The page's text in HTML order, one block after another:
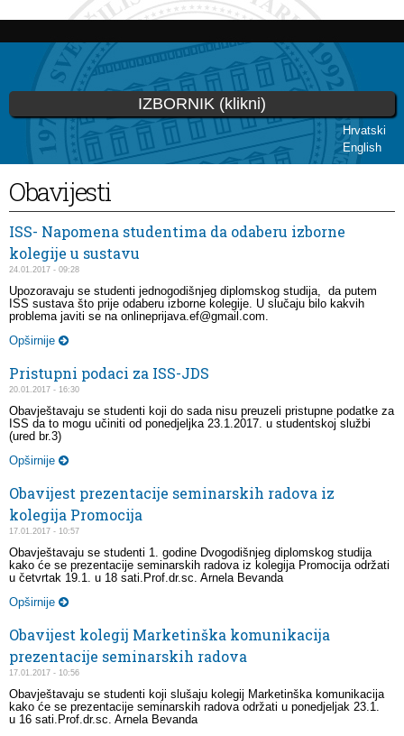
Skip to
content
Hrvatski
English
IZBORNIK (klikni)
You are here
Obavijesti
ISS- Napomena studentima da odaberu izborne
kolegije u sustavu
24.01.2017 - 09:28
Upozoravaju se studenti jednogodišnjeg diplomskog studija, da putem
ISS sustava što prije odaberu izborne kolegije. U slučaju bilo kakvih
problema javiti se na onlineprijava.ef@gmail.com.
Opširnije
Pristupni podaci za ISS-JDS
20.01.2017 - 16:30
Obavještavaju se studenti koji do sada nisu preuzeli pristupne podatke za
ISS da to mogu učiniti od ponedjeljka 23.1.2017. u studentskoj službi
(ured br.3)
Opširnije
Obavijest prezentacije seminarskih radova iz
kolegija Promocija
17.01.2017 - 10:57
Obavještavaju se studenti 1. godine Dvogodišnjeg diplomskog studija
kako će se prezentacije seminarskih radova iz kolegija Promocija održati
u četvrtak 19.1. u 18 sati.Prof.dr.sc. Arnela Bevanda
Opširnije
Obavijest kolegij Marketinška komunikacija
prezentacije seminarskih radova
17.01.2017 - 10:56
Obavještavaju se studenti koji slušaju kolegij Marketinška komunikacija
kako će se prezentacije seminarskih radova održati u ponedjeljak 23.1.
u 16 sati.Prof.dr.sc. Arnela Bevanda